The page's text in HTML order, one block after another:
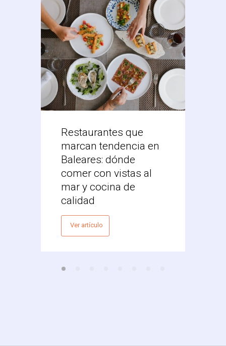
Restaurantes que
marcan tendencia en
Baleares: dónde
comer con vistas al
mar y cocina de
calidad
Ver artículo